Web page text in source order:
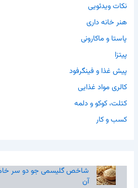
نکات ویدئویی
هنر خانه داری
پاستا و ماکارونی
پیتزا
پیش غذا و فینگرفود
کالری مواد غذایی
کتلت، کوکو و دلمه
کسب و کار
آن